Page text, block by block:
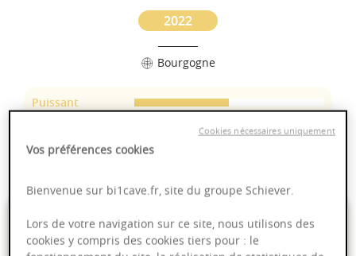
2022
Bourgogne
Puissant
Epicé
25,90 €
Vos préférences cookies
Bienvenue sur bi1cave.fr, site du groupe Schiever.
Lors de votre navigation sur ce site, nous utilisons des
cookies y compris des cookies tiers pour : le
Cookies nécessaires uniquement